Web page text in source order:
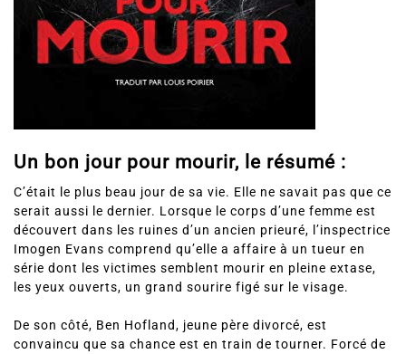
Un bon jour pour mourir, le résumé :
C’était le plus beau jour de sa vie. Elle ne savait pas que ce
serait aussi le dernier. Lorsque le corps d’une femme est
découvert dans les ruines d’un ancien prieuré, l’inspectrice
Imogen Evans comprend qu’elle a affaire à un tueur en
série dont les victimes semblent mourir en pleine extase,
les yeux ouverts, un grand sourire figé sur le visage.
De son côté, Ben Hofland, jeune père divorcé, est
convaincu que sa chance est en train de tourner. Forcé de